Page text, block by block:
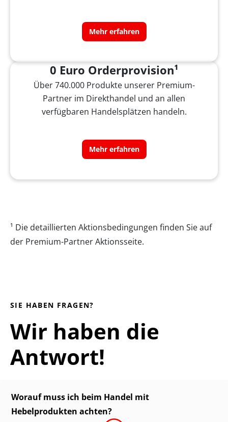
Mehr erfahren
0 Euro Orderprovision¹
Über 740.000 Produkte unserer Premium-
Partner im Direkthandel und an allen
verfügbaren Handelsplätzen handeln.
Mehr erfahren
¹ Die detaillierten Aktionsbedingungen finden Sie auf
der Premium-Partner Aktionsseite.
SIE HABEN FRAGEN?
Wir haben die
Antwort!
Worauf muss ich beim Handel mit
Hebelprodukten achten?